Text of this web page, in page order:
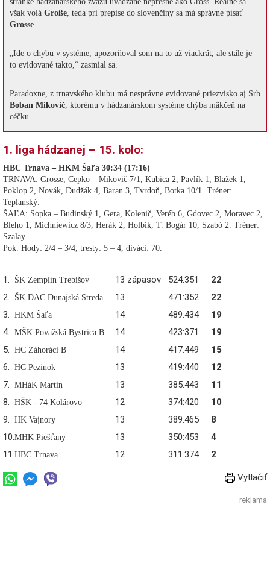
však volá Große , teda pri prepise do slovenčiny sa má správne písať
Grosse
„Ide o chybu v systéme, upozorňoval som na to už viackrát, ale stále je
to evidované takto,“ zasmial sa.
Paradoxne, z trnavského klubu má nesprávne evidované priezvisko aj Srb
Boban Mikovič , ktorému v hádzanárskom systéme chýba mäkčeň na
céčku.
1. liga hádzanej – 15. kolo:
HBC Trnava – HKM Šaľa 30:34 (17:16)
TRNAVA: Grosse, Cepko – Mikovič 7/1, Kubica 2, Pavlík 1, Blažek 1,
Poklop 2, Novák, Dudžák 4, Baran 3, Tvrdoň, Botka 10/1. Tréner:
Teplanský.
ŠAĽA: Sopka – Budinský 1, Gera, Kolenič, Veréb 6, Gdovec 2, Moravec 2,
Bleho 1, Michniewicz 8/3, Herák 2, Holbik, T. Bogár 10, Szabó 2. Tréner:
Szalay.
Pok. Hody: 2/4 – 3/4, tresty: 5 – 4, diváci: 70.
1. ŠK Zemplín Trebišov 13 zápasov 524:351
22
2.
ŠK DAC Dunajská Streda 13 471:352 22
3. HKM Šaľa 14 489:434
19
4. MŠK Považská Bystrica B 14 423:371
19
5. HC Záhoráci B 14 417:449
15
6. HC Pezinok 13 419:440
12
7. MHáK Martin 13 385:443
11
8. HŠK - 74 Kolárovo 12 374:420
10
9. HK Vajnory 13 389:465
8
10.MHK Piešťany 13 350:453
4
11.HBC Trnava 12 311:374 2
Vytlačiť
reklama